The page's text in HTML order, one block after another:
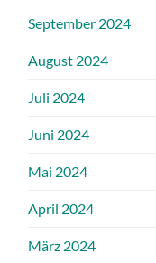
September 2024
August 2024
Juli 2024
Juni 2024
Mai 2024
April 2024
März 2024